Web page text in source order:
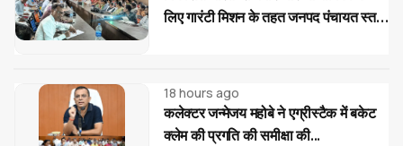
लिए गारंटी मिशन के तहत जनपद पंचायत स्तर
18 hours ago
कलेक्टर जन्मेजय महोबे ने एग्रीस्टैक में बकेट
क्लेम की प्रगति की समीक्षा की...